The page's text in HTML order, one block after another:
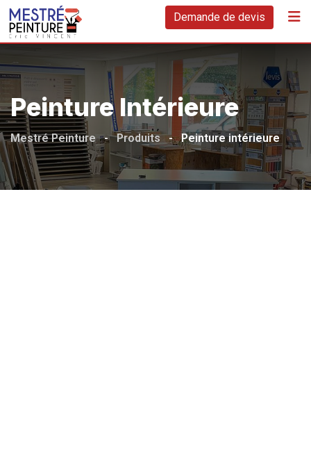
Skip
content
Demande de devis
Peinture Intérieure
Mestré Peinture - Produits - Peinture intérieure